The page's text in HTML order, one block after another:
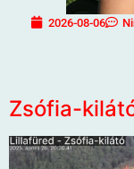
2026-08-06
Zsófia-